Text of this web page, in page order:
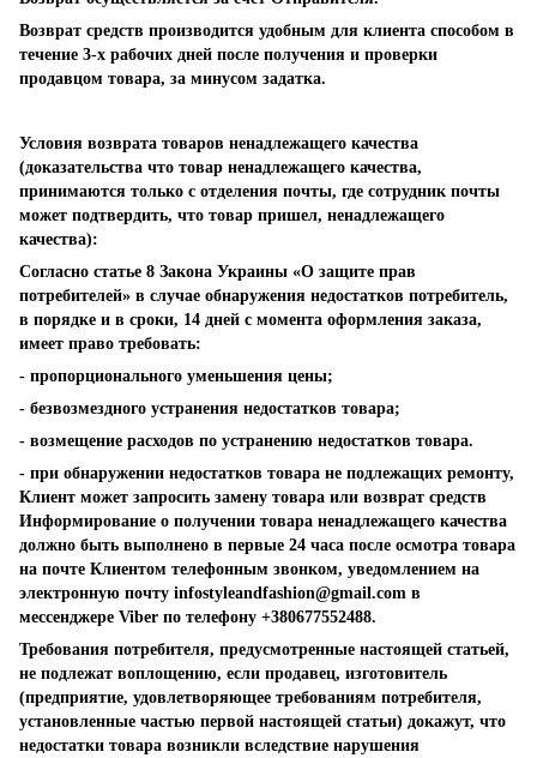
Возврат средств производится удобным для клиента способом в
течение 3-х рабочих дней после получения и проверки
продавцом товара, за минусом задатка.
Условия возврата товаров ненадлежащего качества
(доказательства что товар ненадлежащего качества,
принимаются только с отделения почты, где сотрудник почты
может подтвердить, что товар пришел, ненадлежащего
качества):
Согласно статье 8 Закона Украины «О защите прав
потребителей» в случае обнаружения недостатков потребитель,
в порядке и в сроки, 14 дней с момента оформления заказа,
имеет право требовать:
- пропорционального уменьшения цены;
- безвозмездного устранения недостатков товара;
- возмещение расходов по устранению недостатков товара.
- при обнаружении недостатков товара не подлежащих ремонту,
Клиент может запросить замену товара или возврат средств
Информирование о получении товара ненадлежащего качества
должно быть выполнено в первые 24 часа после осмотра товара
на почте Клиентом телефонным звонком, уведомлением на
электронную почту infostyleandfashion@gmail.com в
мессенджере Viber по телефону +380677552488.
Требования потребителя, предусмотренные настоящей статьей,
не подлежат воплощению, если продавец, изготовитель
(предприятие, удовлетворяющее требованиям потребителя,
установленные частью первой настоящей статьи) докажут, что
недостатки товара возникли вследствие нарушения